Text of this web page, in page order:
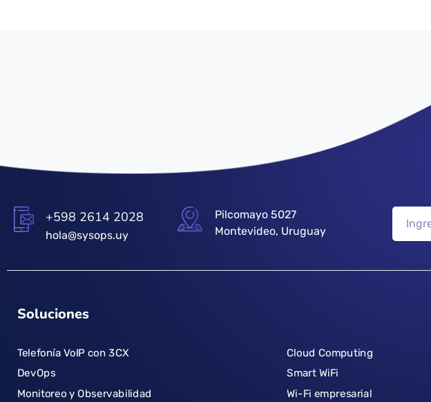
+598 2614 2028
hola@sysops.uy
Pilcomayo 5027
Montevideo, Uruguay
Soluciones
Telefonía VoIP con 3CX
DevOps
Monitoreo y Observabilidad
Cloud Computing
Smart WiFi
Wi-Fi empresarial